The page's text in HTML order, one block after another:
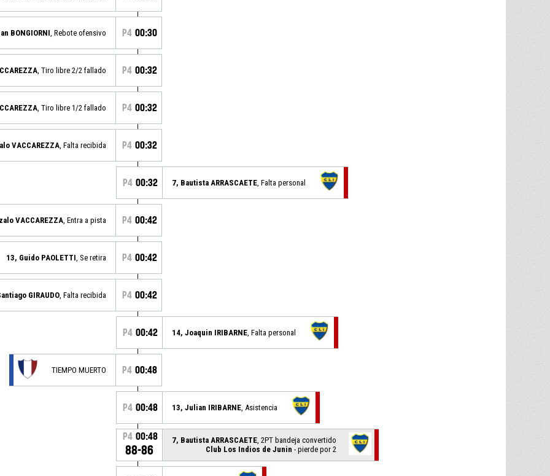
BONGIORNI , Rebote ofensivo P4 00:30
, Tiro libre 2/2 fallado P4 00:32
, Tiro libre 1/2 fallado P4 00:32
VACCAREZZA , Falta recibida P4 00:32
P4 00:32 7, Bautista ARRASCAETE , Falta personal
VACCAREZZA , Entra a pista P4 00:42
13, Guido PAOLETTI , Se retira P4 00:42
GIRAUDO , Falta recibida P4 00:42
P4 00:42 14, Joaquin IRIBARNE , Falta personal
TIEMPO MUERTO P4 00:48
P4 00:48 13, Julian IRIBARNE , Asistencia
P4 00:48
88-86
7, Bautista ARRASCAETE , 2PT bandeja convertido
Club Los Indios de Junin - pierde por 2